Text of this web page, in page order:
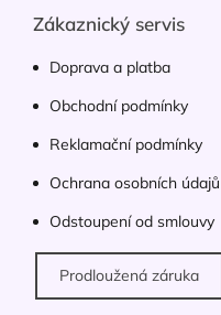
Zákaznický servis
Doprava a platba
Obchodní podmínky
Reklamační podmínky
Ochrana osobních údajů
Odstoupení od smlouvy
Prodloužená záruka